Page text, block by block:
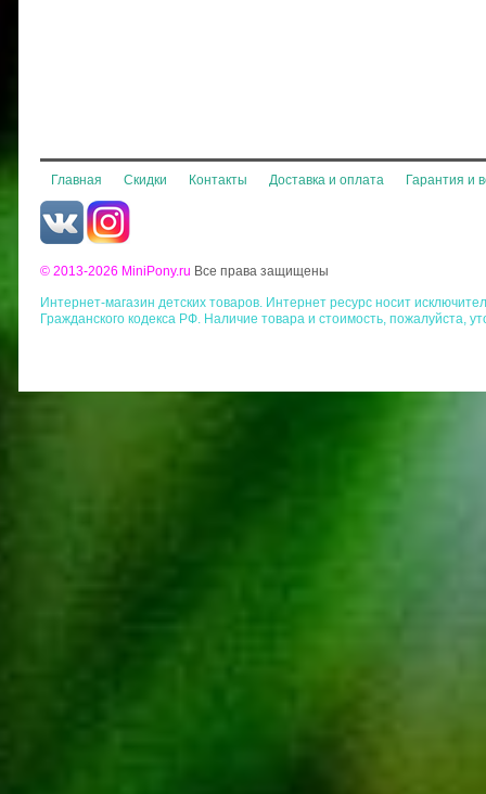
Главная Скидки Контакты Доставка и оплата Гарантия и
© 2013-2026 MiniPony.ru Все права защищены
Интернет-магазин детских товаров. Интернет ресурс носит
Гражданского кодекса РФ. Наличие товара и стоимость, пожалуйста,